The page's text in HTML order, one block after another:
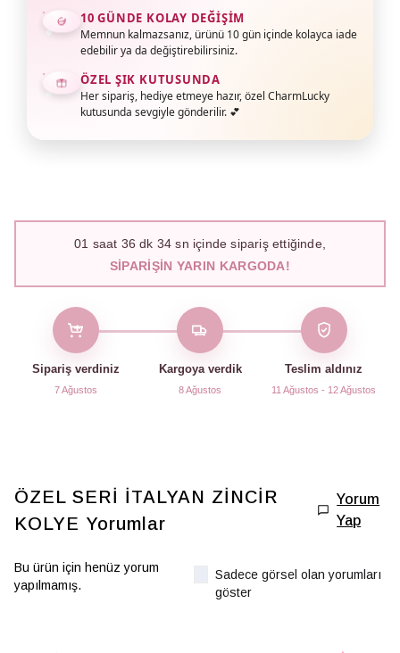
10 GÜNDE KOLAY DEĞIŞIM
Memnun kalmazsanız, ürünü 10 gün içinde kolayca iade
edebilir ya da değiştirebilirsiniz.
ÖZEL ŞIK KUTUSUNDA
Her sipariş, hediye etmeye hazır, özel CharmLucky
kutusunda sevgiyle gönderilir. 💕
01 saat 36 dk 33 sn içinde sipariş ettiğinde,
SIPARIŞIN YARIN KARGODA!
Sipariş verdiniz
7 Ağustos
Kargoya verdik
8 Ağustos
Teslim aldınız
11 Ağustos - 12 Ağustos
ÖZEL SERİ İTALYAN ZİNCİR
KOLYE Yorumlar
Yorum
Yap
Bu ürün için henüz yorum
yapılmamış.
Sadece görsel olan yorumları
göster